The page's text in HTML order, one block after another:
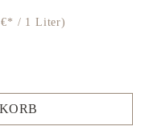
€* / 1 Liter)